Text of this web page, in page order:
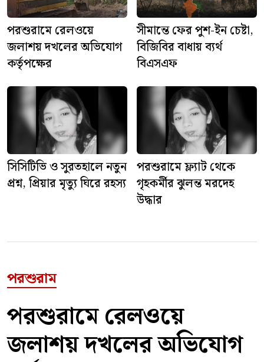
পরশুরামে রেলওয়ে
জলাশয় দখলের অভিযোগ
কর্তৃপক্ষের
সীমান্তে ফের পুশ-ইন চেষ্টা,
বিজিবির বাধায় ব্যর্থ
বিএসএফ
সিসিটিভি ও সুরতহালে নতুন
প্রশ্ন, প্রিয়ার মৃত্যু ঘিরে রহস্য
পরশুরামে ফ্ল্যাট থেকে
গৃহকর্মীর ঝুলন্ত মরদেহ
উদ্ধার
পরশুরাম
পরশুরামে রেলওয়ে
জলাশয় দখলের অভিযোগ